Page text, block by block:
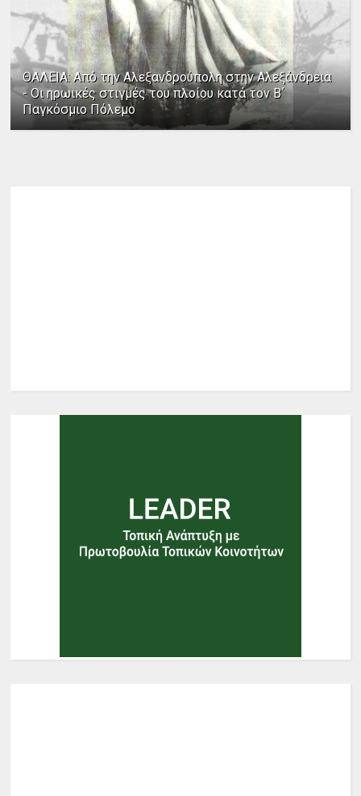
ΘΑΛΕΙΑ: Από την Αλεξανδρούπολη στην Αλεξάνδρεια
- Οι ηρωικές στιγμές του πλοίου κατά τον Β΄
Παγκόσμιο Πόλεμο